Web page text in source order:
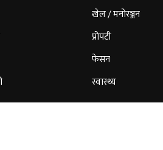
खेल / मनोरञ्जन
प्रोपटी
फेसन
स्वास्थ्य